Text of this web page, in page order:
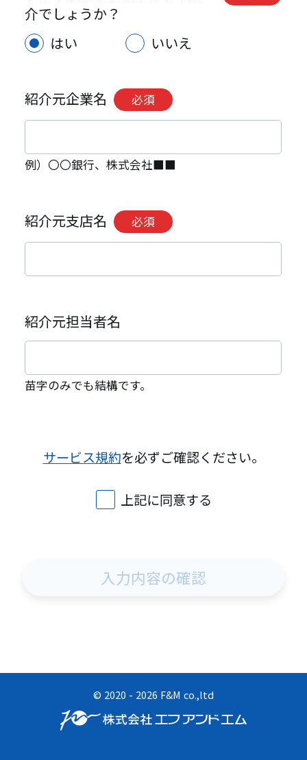
介でしょうか？
はい いいえ
紹介元企業名 必須
例）〇〇銀行、株式会社■■
紹介元支店名 必須
紹介元担当者名
苗字のみでも結構です。
サービス規約を必ずご確認ください。
上記に同意する
入力内容の確認
©︎ 2020 - 2026 F&M co.,ltd